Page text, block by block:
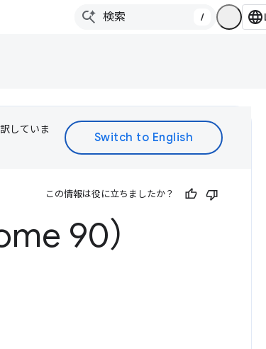
/
していま
この情報は役に立ちましたか？
90）